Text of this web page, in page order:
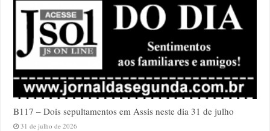
B117 – Dois sepultamentos em Assis neste dia 31 de julho
31 de julho de 2026